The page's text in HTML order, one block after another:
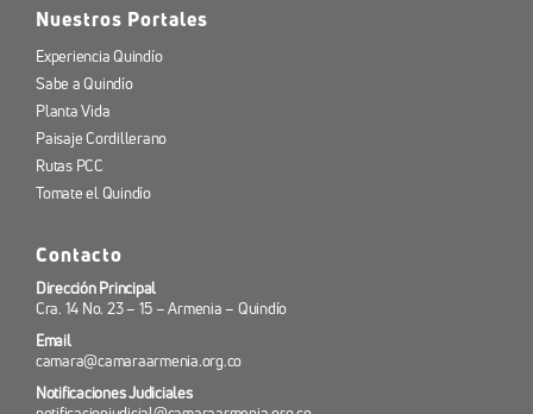
Nuestros Portales
Experiencia Quindío
Sabe a Quindío
Planta Vida
Paisaje Cordillerano
Rutas PCC
Tomate el Quindío
Contacto
Dirección Principal
Cra. 14 No. 23 – 15 – Armenia – Quindío
Email
camara@camaraarmenia.org.co
Notificaciones Judiciales